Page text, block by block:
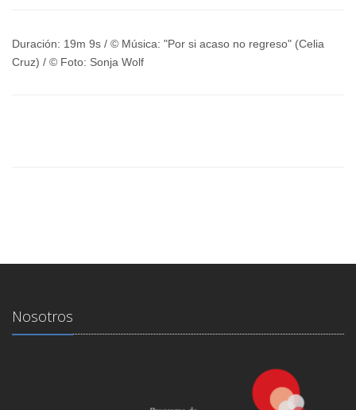
Duración: 19m 9s / © Música: "Por si acaso no regreso" (Celia
Cruz) / © Foto: Sonja Wolf
Nosotros